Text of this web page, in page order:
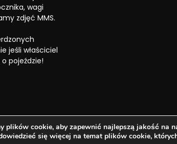
wagi
zdjęć MMS.
jeśli właściciel
pojeździe!
- dobrze, ale drogo!
plików cookie, aby zapewnić najlepszą jakość na
się więcej na temat plików cookie,